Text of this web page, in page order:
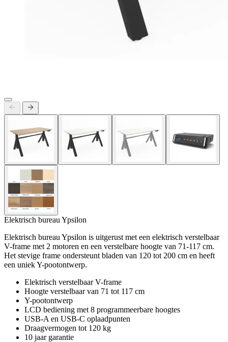
Elektrisch bureau Ypsilon
Elektrisch bureau Ypsilon is uitgerust met een elektrisch verstelbaar
V-frame met 2 motoren en een verstelbare hoogte van 71-117 cm.
Het stevige frame ondersteunt bladen van 120 tot 200 cm en heeft
een uniek Y-pootontwerp.
Elektrisch verstelbaar V-frame
Hoogte verstelbaar van 71 tot 117 cm
Y-pootontwerp
LCD bediening met 8 programmeerbare hoogtes
USB-A en USB-C oplaadpunten
Draagvermogen tot 120 kg
10 jaar garantie